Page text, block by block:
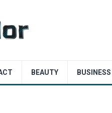
BEAUTY BUSINESS